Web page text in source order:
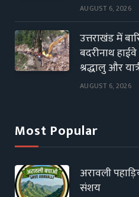
AUGUST 6, 2026
उत्तराखंड में
बदरीनाथ
श्रद्धालु और
AUGUST 6, 2026
Most Popular
अरावली
संशय